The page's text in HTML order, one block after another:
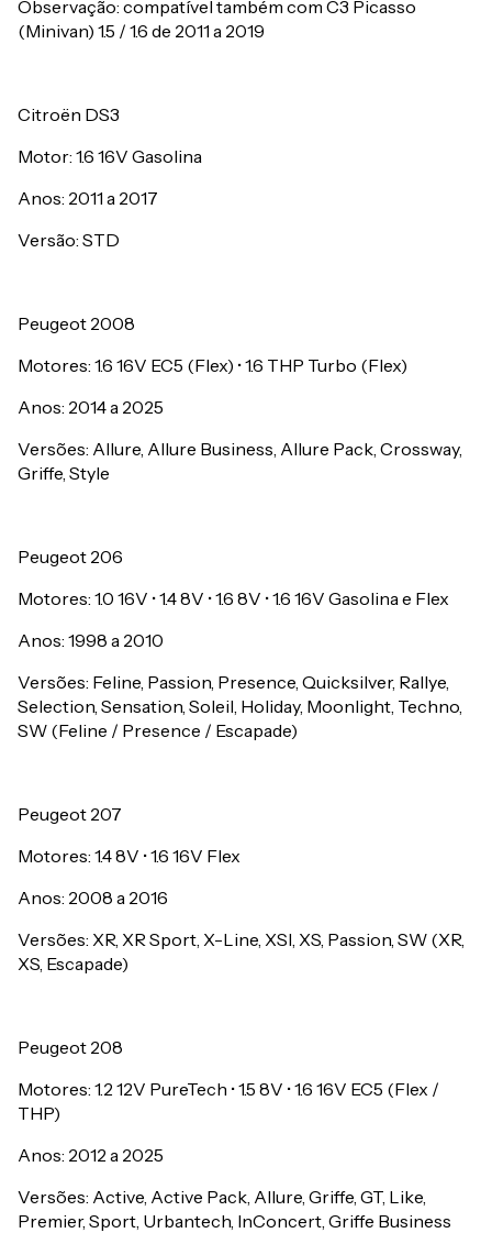
Observação: compatível também com C3 Picasso
(Minivan) 1.5 / 1.6 de 2011 a 2019
Citroën DS3
Motor: 1.6 16V Gasolina
Anos: 2011 a 2017
Versão: STD
Peugeot 2008
Motores: 1.6 16V EC5 (Flex) • 1.6 THP Turbo (Flex)
Anos: 2014 a 2025
Versões: Allure, Allure Business, Allure Pack, Crossway,
Griffe, Style
Peugeot 206
Motores: 1.0 16V • 1.4 8V • 1.6 8V • 1.6 16V Gasolina e Flex
Anos: 1998 a 2010
Versões: Feline, Passion, Presence, Quicksilver, Rallye,
Selection, Sensation, Soleil, Holiday, Moonlight, Techno,
SW (Feline / Presence / Escapade)
Peugeot 207
Motores: 1.4 8V • 1.6 16V Flex
Anos: 2008 a 2016
Versões: XR, XR Sport, X-Line, XSI, XS, Passion, SW (XR,
XS, Escapade)
Peugeot 208
Motores: 1.2 12V PureTech • 1.5 8V • 1.6 16V EC5 (Flex /
THP)
Anos: 2012 a 2025
Versões: Active, Active Pack, Allure, Griffe, GT, Like,
Premier, Sport, Urbantech, InConcert, Griffe Business